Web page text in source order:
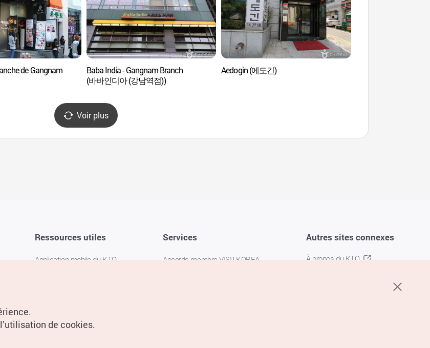
de Gangnam
Baba India - Gangnam Branch
(바바인디아 (강남역점))
Aedogin (에도긴)
Voir plus
Ressources utiles
Application mobile du KTO
Services
Accords membre VISITKOREA
Autres sites connexes
À propos du KTO
de cookies.